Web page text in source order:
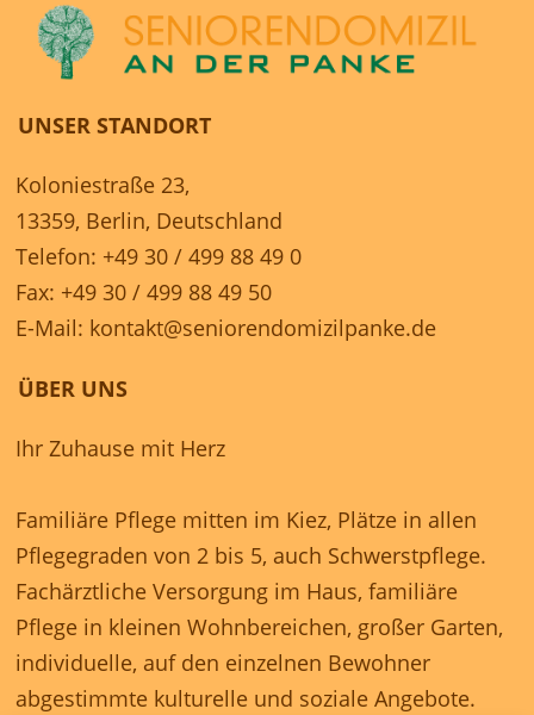
UNSER STANDORT
Koloniestraße 23,
13359, Berlin, Deutschland
Telefon: +49 30 / 499 88 49 0
Fax: +49 30 / 499 88 49 50
E-Mail: kontakt@seniorendomizilpanke.de
ÜBER UNS
Ihr Zuhause mit Herz
Familiäre Pflege mitten im Kiez, Plätze in allen
Pflegegraden von 2 bis 5, auch Schwerstpflege.
Fachärztliche Versorgung im Haus, familiäre
Pflege in kleinen Wohnbereichen, großer Garten,
individuelle, auf den einzelnen Bewohner
abgestimmte kulturelle und soziale Angebote.